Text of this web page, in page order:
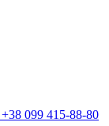
+38 099 415-88-80